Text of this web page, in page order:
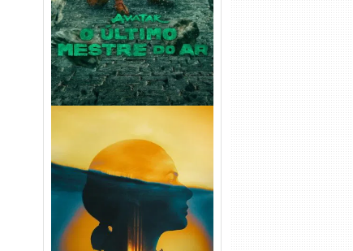
Áudio
Silo 2ª Temporada (2024)
WEB-DL 1080p Dual Áudio